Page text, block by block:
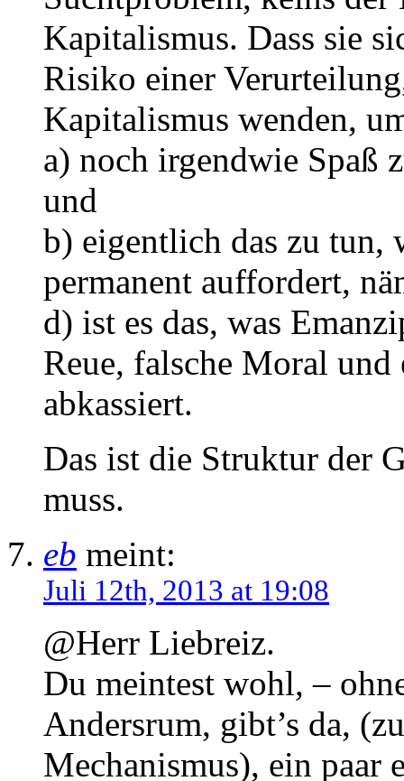
Kapitalismus. Dass sie
Risiko einer
Kapitalismus wenden,
a) noch irgendwie Spaß
und
b) eigentlich das zu tun,
permanent auffordert,
d) ist es das, was
Reue, falsche Moral und
abkassiert.
Das ist die Struktur der
muss.
eb meint:
Juli 12th, 2013 at 19:08
@Herr Liebreiz.
Du meintest wohl, –
Andersrum, gibt’s da,
Mechanismus), ein paar